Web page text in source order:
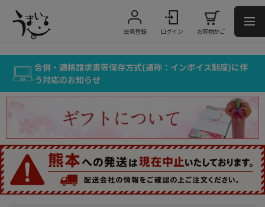
会員登録 ログイン お買物かご
合併・適格請求書等保存方式(通称：インボイス制度)に伴
う対応のお知らせ